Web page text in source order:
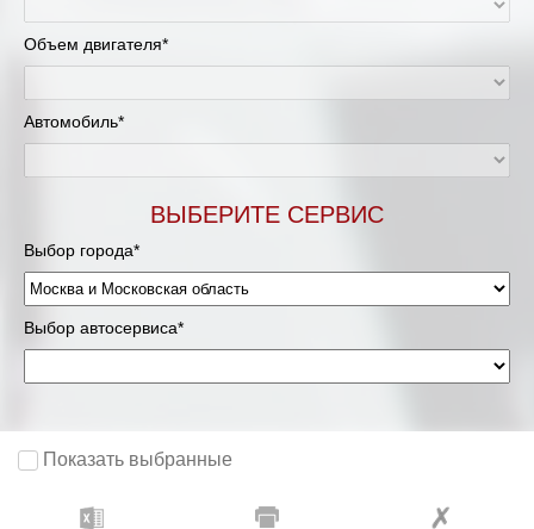
Липецк
Москва и Московская область
Мурманск
Нижневартовск
Нижний Новгород
Новосибирск
Объем двигателя*
Автомобиль*
ВЫБЕРИТЕ СЕРВИС
Выбор города*
Выбор автосервиса*
Показать выбранные